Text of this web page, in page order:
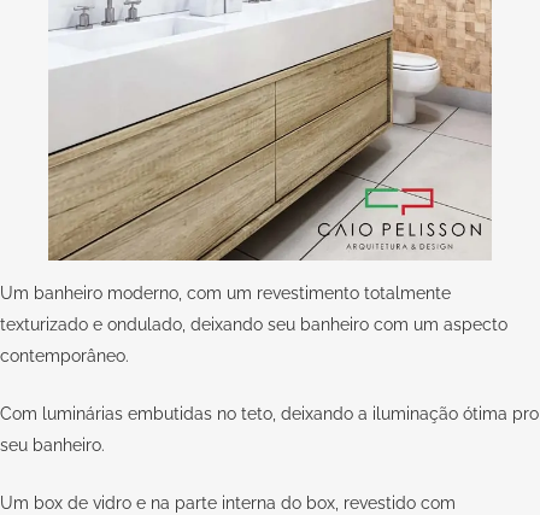
Um banheiro moderno, com um revestimento totalmente
texturizado e ondulado, deixando seu banheiro com um aspecto
contemporâneo.
Com luminárias embutidas no teto, deixando a iluminação ótima pro
seu banheiro.
Um box de vidro e na parte interna do box, revestido com